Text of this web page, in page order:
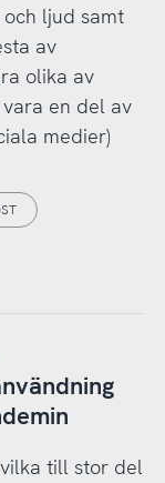
ljud samt
av
olika av
en del av
medier)
till stor del